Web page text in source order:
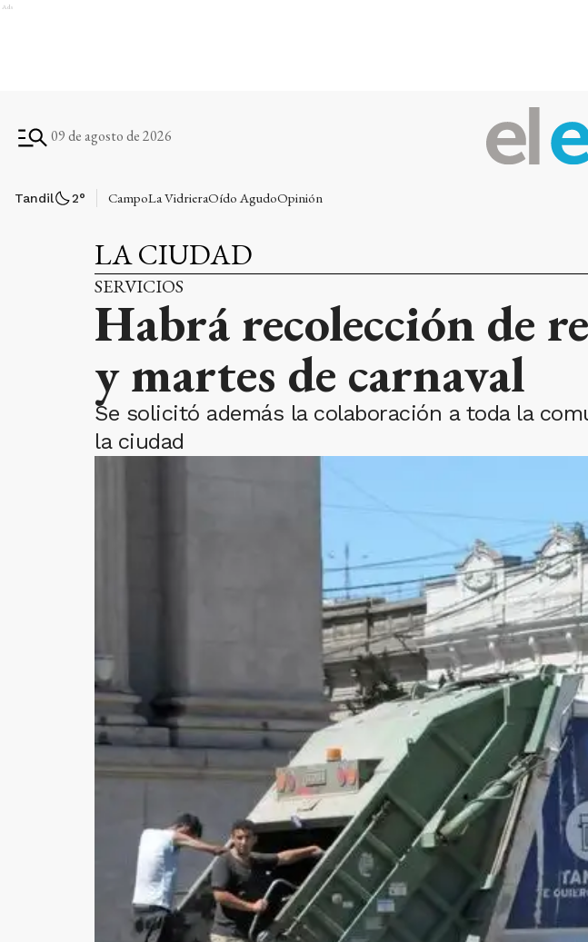
Ads
09 de agosto de 2026
Tandil 2° CampoLa VidrieraOído AgudoOpinión
LA CIUDAD
SERVICIOS
Habrá recolección de
y martes de carnaval
Se solicitó además la colaboración a toda la
la ciudad